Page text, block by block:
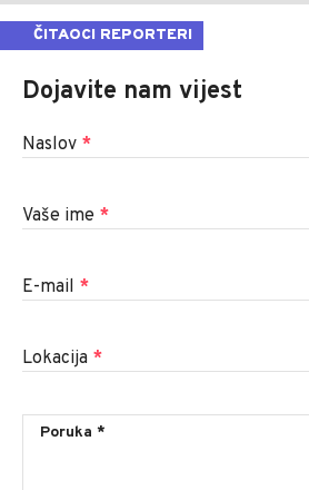
ČITAOCI REPORTERI
Dojavite nam vijest
Naslov *
Vaše ime *
E-mail *
Lokacija *